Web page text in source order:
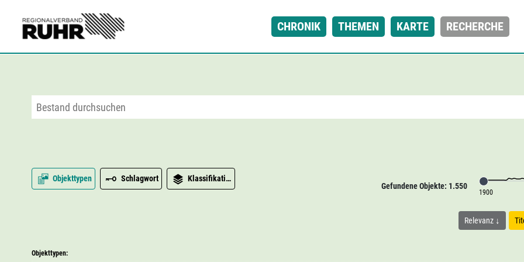
CHRONIK THEMEN KARTE RECHERCHE
Objekttypen Schlagwort
Klassifikation
Gefundene Objekte: 1.550
1900
Relevanz
Objekttypen: